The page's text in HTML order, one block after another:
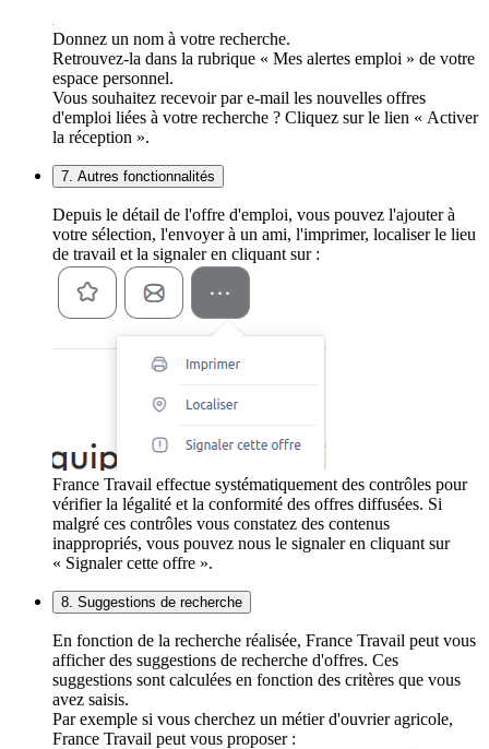
Donnez un nom à votre recherche.
Retrouvez-la dans la rubrique « Mes alertes emploi » de votre
espace personnel.
Vous souhaitez recevoir par e-mail les nouvelles offres
d'emploi liées à votre recherche ? Cliquez sur le lien « Activer
la réception ».
7. Autres fonctionnalités
Depuis le détail de l'offre d'emploi, vous pouvez l'ajouter à
votre sélection, l'envoyer à un ami, l'imprimer, localiser le lieu
de travail et la signaler en cliquant sur :
France Travail effectue systématiquement des contrôles pour
vérifier la légalité et la conformité des offres diffusées. Si
malgré ces contrôles vous constatez des contenus
inappropriés, vous pouvez nous le signaler en cliquant sur
« Signaler cette offre ».
8. Suggestions de recherche
En fonction de la recherche réalisée, France Travail peut vous
afficher des suggestions de recherche d'offres. Ces
suggestions sont calculées en fonction des critères que vous
avez saisis.
Par exemple si vous cherchez un métier d'ouvrier agricole,
France Travail peut vous proposer :